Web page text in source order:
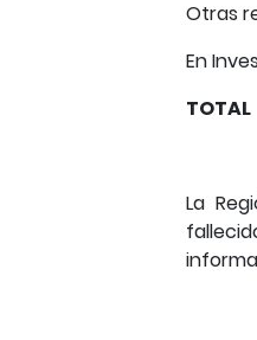
Otras
En
TOTAL
La